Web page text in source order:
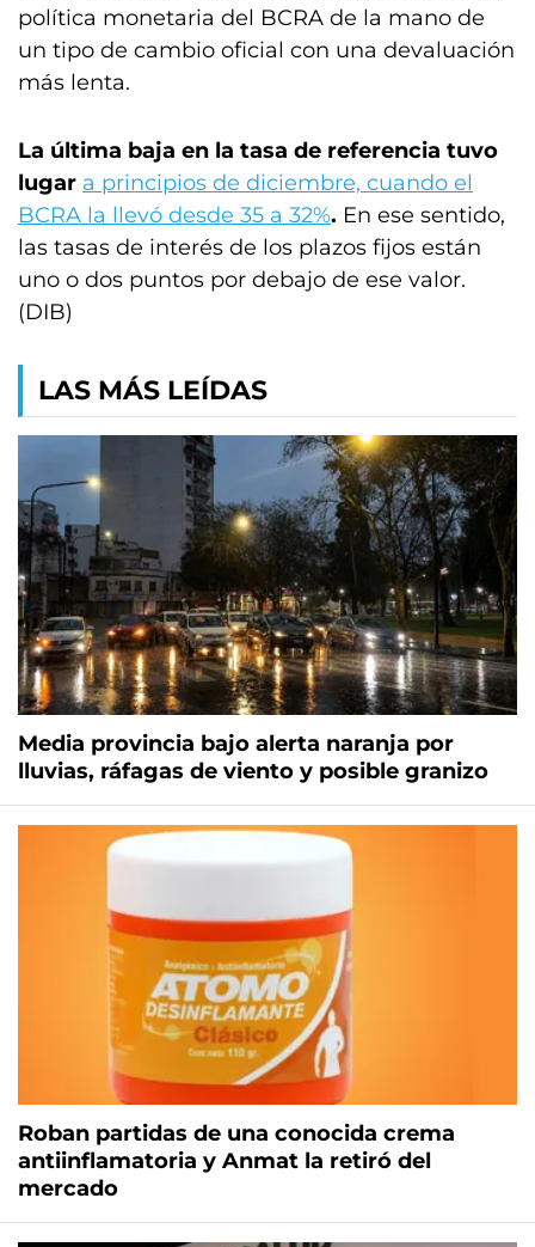
política monetaria del BCRA de la mano de
un tipo de cambio oficial con una devaluación
más lenta.
La última baja en la tasa de referencia tuvo
lugar a principios de diciembre, cuando el
BCRA la llevó desde 35 a 32%. En ese sentido,
las tasas de interés de los plazos fijos están
uno o dos puntos por debajo de ese valor.
(DIB)
LAS MÁS LEÍDAS
Media provincia bajo alerta naranja por
lluvias, ráfagas de viento y posible granizo
Roban partidas de una conocida crema
antiinflamatoria y Anmat la retiró del
mercado